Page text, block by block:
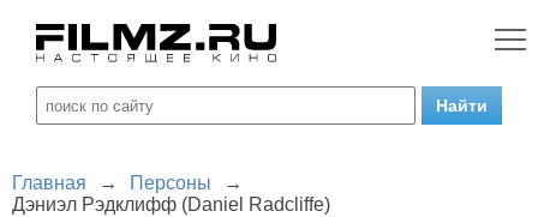
Главная → Персоны
→
Дэниэл Рэдклифф (Daniel Radcliffe)